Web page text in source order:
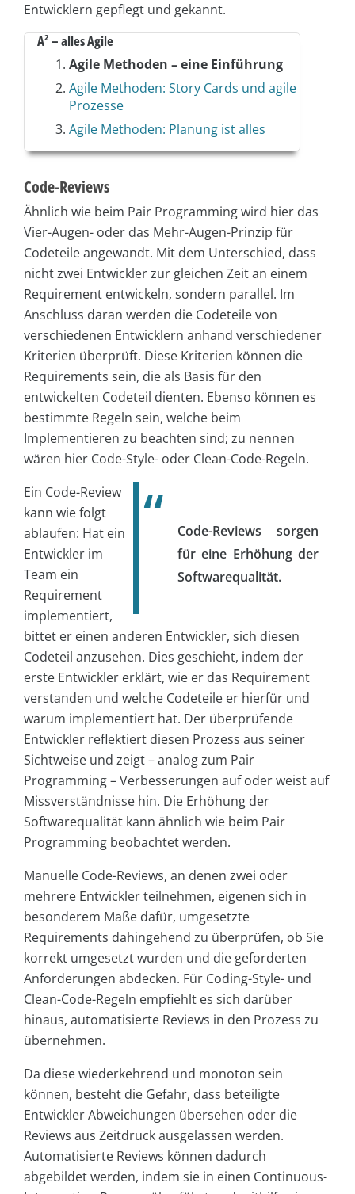
Entwicklern gepflegt und gekannt.
A² – alles Agile
Agile Methoden – eine Einführung
Agile Methoden: Story Cards und agile
Prozesse
Agile Methoden: Planung ist alles
Code-Reviews
Ähnlich wie beim Pair Programming wird hier das
Vier-Augen- oder das Mehr-Augen-Prinzip für
Codeteile angewandt. Mit dem Unterschied, dass
nicht zwei Entwickler zur gleichen Zeit an einem
Requirement entwickeln, sondern parallel. Im
Anschluss daran werden die Codeteile von
verschiedenen Entwicklern anhand verschiedener
Kriterien überprüft. Diese Kriterien können die
Requirements sein, die als Basis für den
entwickelten Codeteil dienten. Ebenso können es
bestimmte Regeln sein, welche beim
Implementieren zu beachten sind; zu nennen
wären hier Code-Style- oder Clean-Code-Regeln.
Code-Reviews sorgen
für eine Erhöhung der
Softwarequalität.
Ein Code-Review
kann wie folgt
ablaufen: Hat ein
Entwickler im
Team ein
Requirement
implementiert,
bittet er einen anderen Entwickler, sich diesen
Codeteil anzusehen. Dies geschieht, indem der
erste Entwickler erklärt, wie er das Requirement
verstanden und welche Codeteile er hierfür und
warum implementiert hat. Der überprüfende
Entwickler reflektiert diesen Prozess aus seiner
Sichtweise und zeigt – analog zum Pair
Programming – Verbesserungen auf oder weist auf
Missverständnisse hin. Die Erhöhung der
Softwarequalität kann ähnlich wie beim Pair
Programming beobachtet werden.
Manuelle Code-Reviews, an denen zwei oder
mehrere Entwickler teilnehmen, eigenen sich in
besonderem Maße dafür, umgesetzte
Requirements dahingehend zu überprüfen, ob Sie
korrekt umgesetzt wurden und die geforderten
Anforderungen abdecken. Für Coding-Style- und
Clean-Code-Regeln empfiehlt es sich darüber
hinaus, automatisierte Reviews in den Prozess zu
übernehmen.
Da diese wiederkehrend und monoton sein
können, besteht die Gefahr, dass beteiligte
Entwickler Abweichungen übersehen oder die
Reviews aus Zeitdruck ausgelassen werden.
Automatisierte Reviews können dadurch
abgebildet werden, indem sie in einen Continuous-